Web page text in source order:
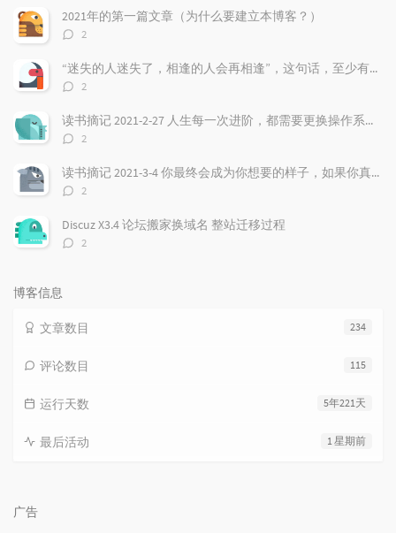
文
章
评
论
2021年的第一篇文章（为什么要建立本博客？）
评
数：
2
“迷失的人迷失了，相逢的人会再相逢”，这句话，至少有三层含义
评
数：
2
读书摘记 2021-2-27 人生每一次进阶，都需要更换操作系统，最好把过去都遗忘！
评
数：
2
读书摘记 2021-3-4 你最终会成为你想要的样子，如果你真的非常想，虽然听起来有点违心，但是强大的愿望确实非常重要！
评
数：
2
Discuz X3.4 论坛搬家换域名 整站迁移过程
评
2
博客信息
234
文章数目
115
评论数目
5年221天
运行天数
1 星期前
最后活动
广告